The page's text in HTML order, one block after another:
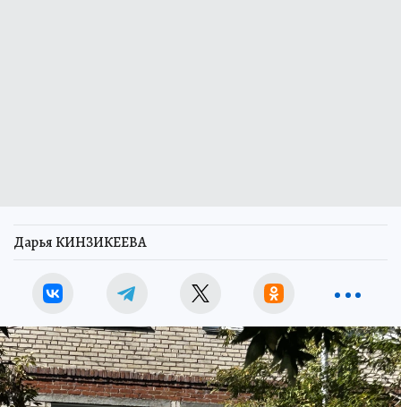
Дарья КИНЗИКЕЕВА